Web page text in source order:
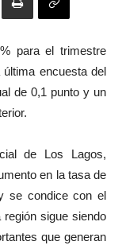
para el trimestre
encuesta del
de 0,1 punto y un
de Los Lagos,
en la tasa de
se condice con el
sigue siendo
que generan